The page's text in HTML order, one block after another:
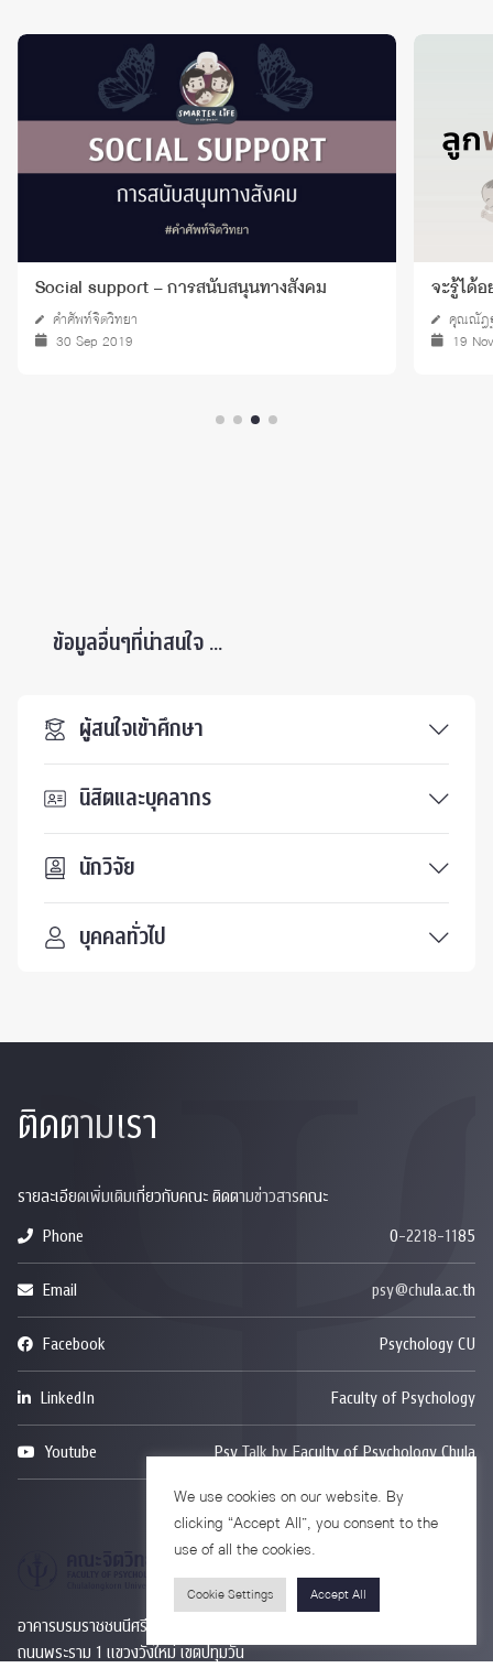
Social support – การสนับสนุนทางสังคม
คำศัพท์จิตวิทยา
30 Sep 2019
จะรู้ได้
คุณณัฎ
19
ข้อมูลอื่นๆที่น่าสนใจ ...
ผู้สนใจเข้าศึกษา
นิสิตและบุคลากร
นักวิจัย
บุคคลทั่วไป
ติดตามเรา
รายละเอียดเพิ่มเติมเกี่ยวกับคณะ ติดตามข่าวสารคณะ
Phone
0-2218-1185
Email psy@chula.ac.th
Facebook Psychology CU
LinkedIn Faculty of Psychology
Youtube Psy Talk by Faculty of Psychology Chula
อาคารบรมราชชนนีศรีศตพรรษ ชั้น 7
ถนนพระราม 1 แขวงวังใหม่ เขตปทุมวัน
We use cookies on our website. By
clicking “Accept All”, you consent to the
use of all the cookies.
Cookie Settings Accept All